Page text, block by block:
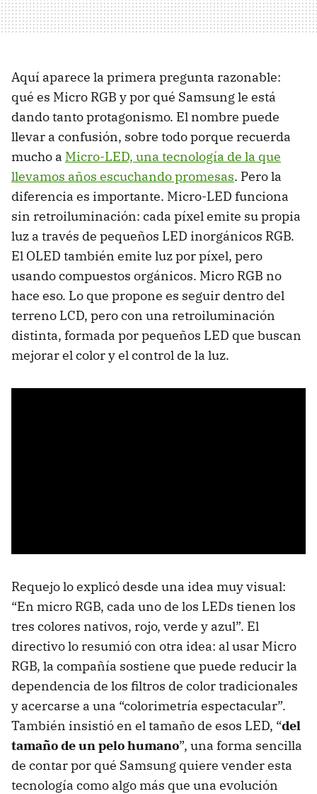
Aquí aparece la primera pregunta razonable:
qué es Micro RGB y por qué Samsung le está
dando tanto protagonismo. El nombre puede
llevar a confusión, sobre todo porque recuerda
mucho a Micro-LED, una tecnología de la que
llevamos años escuchando promesas. Pero la
diferencia es importante. Micro-LED funciona
sin retroiluminación: cada píxel emite su propia
luz a través de pequeños LED inorgánicos RGB.
El OLED también emite luz por píxel, pero
usando compuestos orgánicos. Micro RGB no
hace eso. Lo que propone es seguir dentro del
terreno LCD, pero con una retroiluminación
distinta, formada por pequeños LED que buscan
mejorar el color y el control de la luz.
Requejo lo explicó desde una idea muy visual:
“En micro RGB, cada uno de los LEDs tienen los
tres colores nativos, rojo, verde y azul”. El
directivo lo resumió con otra idea: al usar Micro
RGB, la compañía sostiene que puede reducir la
dependencia de los filtros de color tradicionales
y acercarse a una “colorimetría espectacular”.
También insistió en el tamaño de esos LED, “del
tamaño de un pelo humano”, una forma sencilla
de contar por qué Samsung quiere vender esta
tecnología como algo más que una evolución